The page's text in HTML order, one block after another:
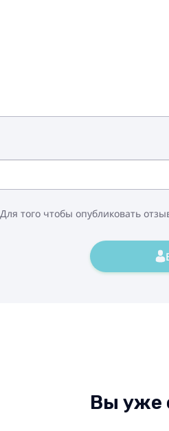
Для того чтобы опубликовать
Вы уже